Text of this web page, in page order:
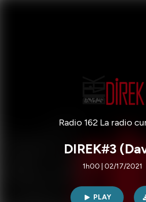
Radio 162 La radio
DIREK#3
1h00 | 02/17/2021
PLAY